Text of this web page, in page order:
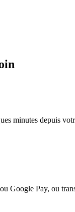
minutes depuis
Google Pay, ou